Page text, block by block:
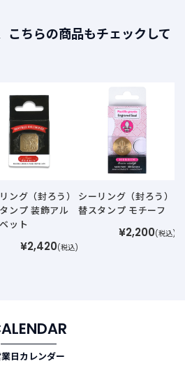
こちらの商品もチェックして
ング（封ろう）
ンプ 装飾アル
ット
¥2,420(税込)
シーリング（封ろう）
替スタンプ モチーフ
¥2,200(税込)
日カレンダー